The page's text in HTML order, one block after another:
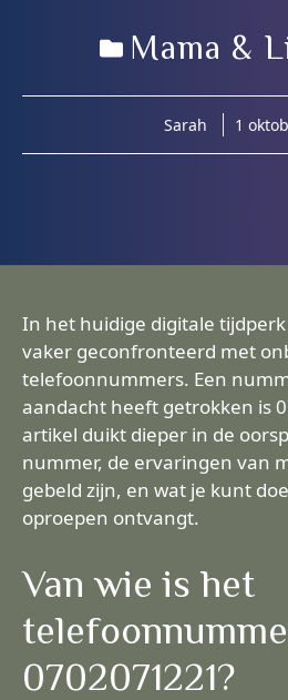
Mama &
Sarah 1
In het huidige digitale
vaker geconfronteerd met
telefoonnummers. Een
aandacht heeft getrokken is
artikel duikt dieper in de
nummer, de ervaringen van
gebeld zijn, en wat je kunt
oproepen ontvangt.
Van wie is het
0702071221?